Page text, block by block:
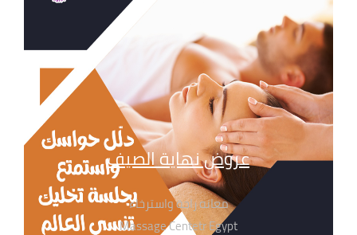
عروض نهاية الصيف
معانه راحة واسترخاء
Massage Centetr Egypt